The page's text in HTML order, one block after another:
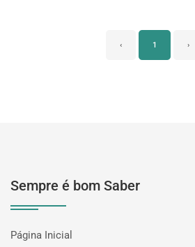
‹ 1 ›
Sempre é bom Saber
Página Inicial